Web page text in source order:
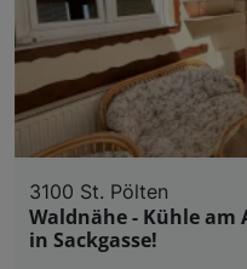
3100 St. Pölten
Waldnähe - Kühle am
in Sackgasse!